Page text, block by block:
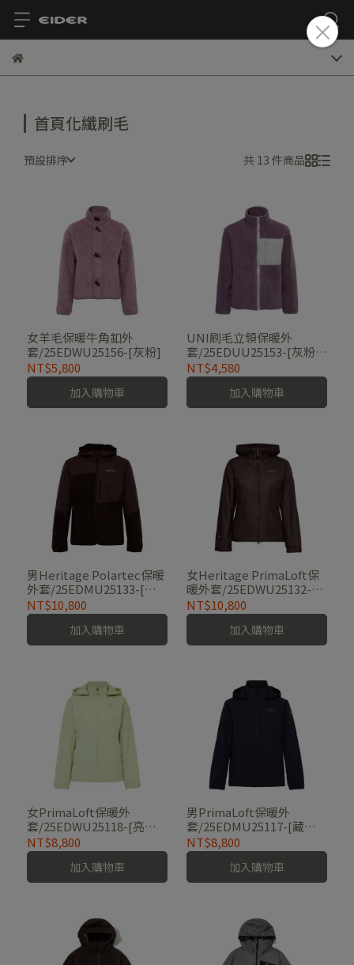
首頁化纖刷毛
預設排序 共 13 件商品
女羊毛保暖牛角釦外
套/25EDWU25156-[灰粉]
NT$5,800
加入購物車
UNI刷毛立領保暖外
套/25EDUU25153-[灰粉、
奶油白]
NT$4,580
加入購物車
男Heritage Polartec保暖
外套/25EDMU25133-[深
紅棕、銀河灰]
NT$10,800
加入購物車
女Heritage PrimaLoft保
暖外套/25EDWU25132-
[深紅棕、經典黑]
NT$10,800
加入購物車
女PrimaLoft保暖外
套/25EDWU25118-[亮黃
綠、海軍藍]
NT$8,800
加入購物車
男PrimaLoft保暖外
套/25EDMU25117-[藏
青、深藍]
NT$8,800
加入購物車